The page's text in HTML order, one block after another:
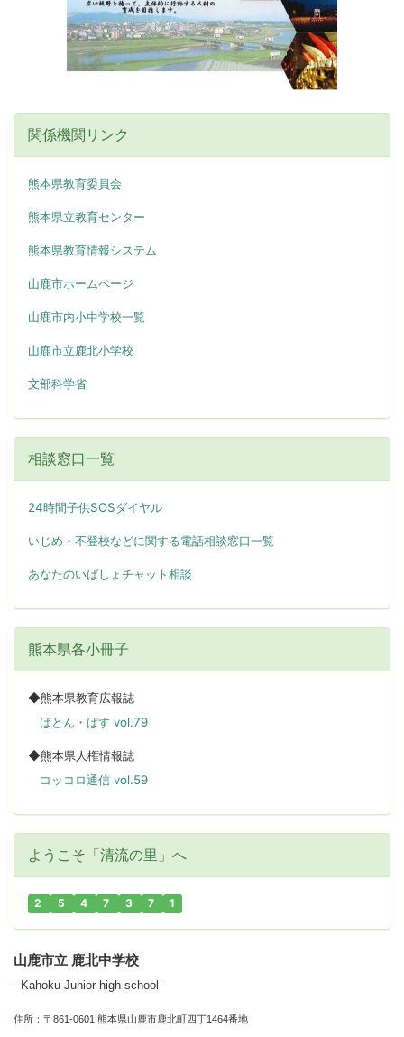
関係機関リンク
熊本県教育委員会
熊本県立教育センター
熊本県教育情報システム
山鹿市ホームページ
山鹿市内小中学校一覧
山鹿市立鹿北小学校
文部科学省
相談窓口一覧
24時間子供SOSダイヤル
いじめ・不登校などに関する電話相談窓口一覧
あなたのいばしょチャット相談
熊本県各小冊子
◆熊本県教育広報誌
ばとん・ぱす vol.79
◆熊本県人権情報誌
コッコロ通信 vol.59
ようこそ「清流の里」へ
2 5 4 7 3 7 1
山鹿市立 鹿北中学校
- Kahoku Junior high school -
住所：〒861-0601 熊本県山鹿市鹿北町四丁1464番地